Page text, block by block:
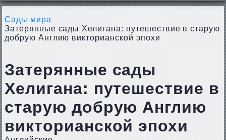
Сады мира
Затерянные сады Хелигана: путешествие в старую
добрую Англию викторианской эпохи
Затерянные сады
Хелигана: путешествие в
старую добрую Англию
викторианской эпохи